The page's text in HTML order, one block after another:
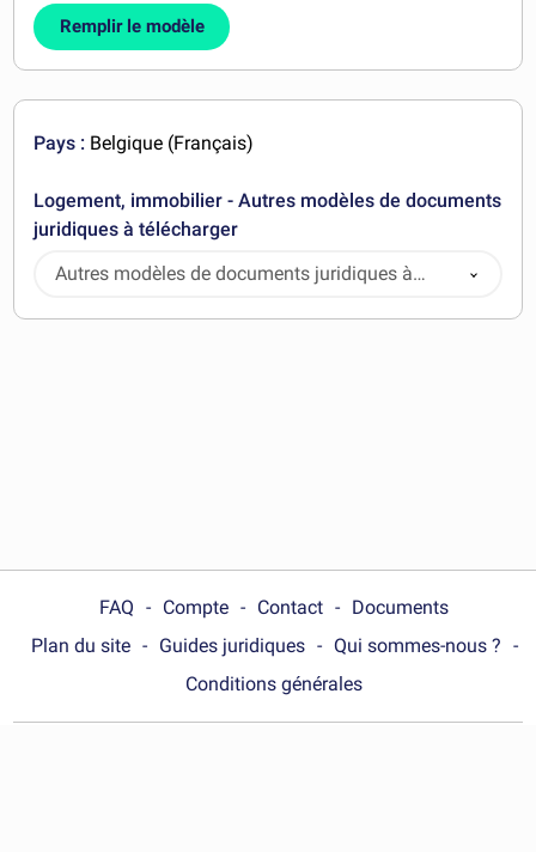
Remplir le modèle
Pays : Belgique (Français)
Logement, immobilier - Autres modèles de documents
juridiques à télécharger
Autres modèles de documents juridiques à
télécharger
FAQ Compte Contact
Documents
Plan du site
Guides juridiques
Qui sommes-nous ?
Conditions générales